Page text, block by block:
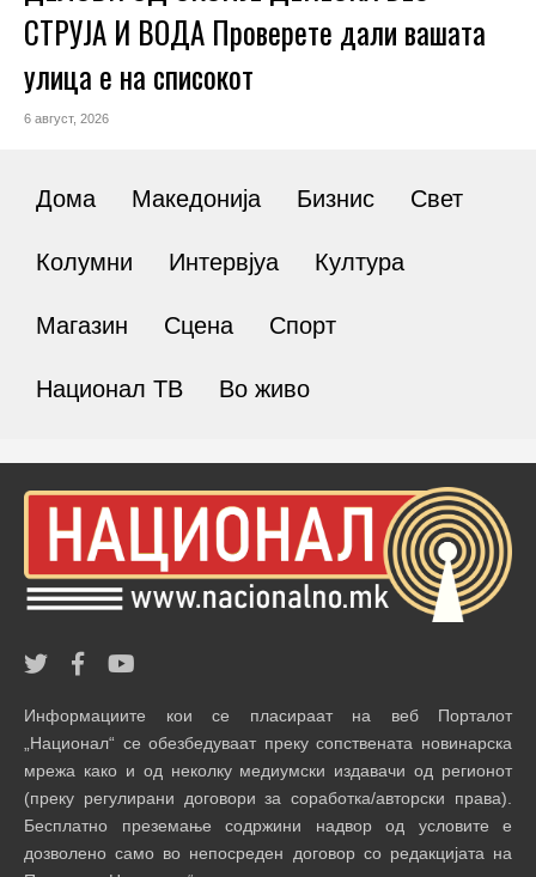
СТРУЈА И ВОДА Проверете дали вашата
улица е на списокот
6 август, 2026
Дома Македонија Бизнис Свет
Колумни Интервјуа Култура
Магазин Сцена Спорт
Национал ТВ Во живо
Информациите кои се пласираат на веб Порталот
„Национал“ се обезбедуваат преку сопствената новинарска
мрежа како и од неколку медиумски издавачи од регионот
(преку регулирани договори за соработка/авторски права).
Бесплатно преземање содржини надвор од условите е
дозволено само во непосреден договор со редакцијата на